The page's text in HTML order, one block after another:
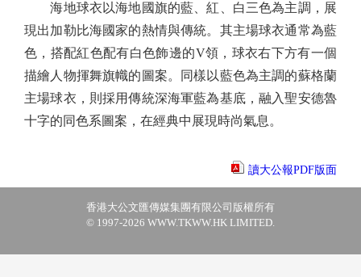
海地球衣以海地國旗的藍、紅、白三色為主調，展
現出加勒比海國家的熱情與傳統。其主場球衣通常為藍
色，搭配紅色配有白色飾邊的V領，球衣右下方有一個
描繪人物揮舞旗幟的圖案。同樣以藍色為主調的蘇格蘭
主場球衣，則採用傳統深海軍藍為基底，融入聖安德魯
十字的同色系圖案，在經典中展現時尚氣息。
讀大公報PDF版面
香港大公文匯傳媒集團有限公司版權所有
© 1997-2026 WWW.TKWW.HK LIMITED.